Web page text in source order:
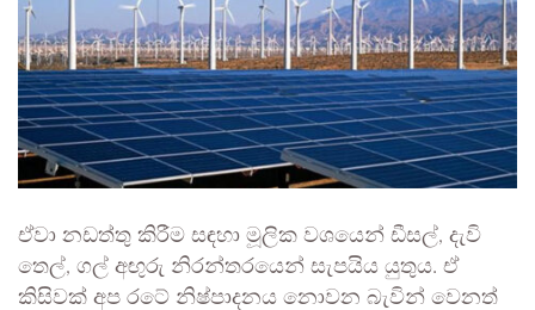
ඒවා නඩත්තු කිරීම සඳහා මූලික වශයෙන් ඩීසල්, දැවි
තෙල්, ගල් අඟුරු නිරන්තරයෙන් සැපයිය යුතුය. ඒ
කිසිවක් අප රටේ නිෂ්පාදනය නොවන බැවින් වෙනත්